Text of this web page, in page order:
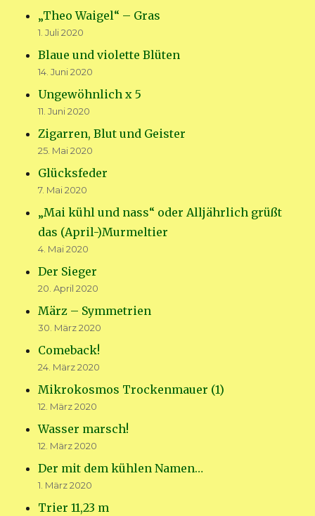
„Theo Waigel“ – Gras
1. Juli 2020
Blaue und violette Blüten
14. Juni 2020
Ungewöhnlich x 5
11. Juni 2020
Zigarren, Blut und Geister
25. Mai 2020
Glücksfeder
7. Mai 2020
„Mai kühl und nass“ oder Alljährlich grüßt
das (April-)Murmeltier
4. Mai 2020
Der Sieger
20. April 2020
März – Symmetrien
30. März 2020
Comeback!
24. März 2020
Mikrokosmos Trockenmauer (1)
12. März 2020
Wasser marsch!
12. März 2020
Der mit dem kühlen Namen…
1. März 2020
Trier 11,23 m